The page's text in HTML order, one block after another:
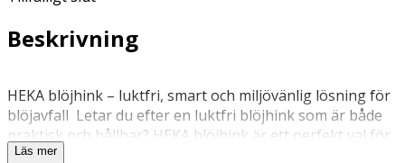
Beskrivning
HEKA blöjhink – luktfri, smart och miljövänlig lösning för
blöjavfall Letar du efter en luktfri blöjhink som är både
praktisk och hållbar? HEKA blöjhink är ett perfekt val för
föräldrar som vill hantera blöjor på ett enkelt, hygieniskt
Läs mer